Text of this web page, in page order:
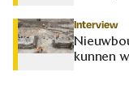
Interview
kunnen